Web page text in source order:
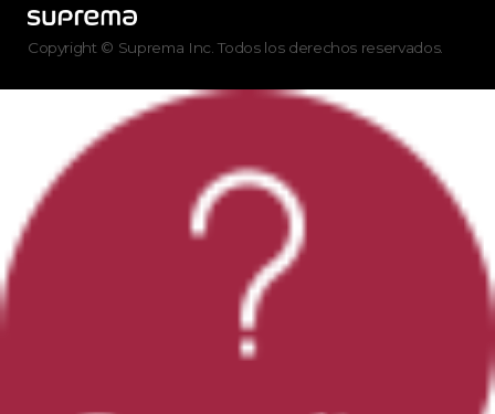
Copyright © Suprema Inc. Todos los derechos reservados.